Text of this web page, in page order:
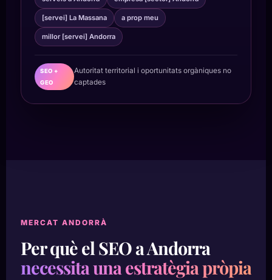
[servei] La Massana a prop meu
millor [servei] Andorra
SEO +
GEO
Autoritat territorial i oportunitats orgàniques no
captades
MERCAT ANDORRÀ
Per què el SEO a Andorra
necessita una estratègia pròpia